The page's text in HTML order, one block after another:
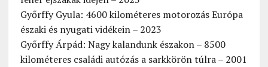
Győrffy Gyula: 4600 kilométeres motorozás Európa
északi és nyugati vidékein – 2023
Győrffy Árpád: Nagy kalandunk északon – 8500
kilométeres családi autózás a sarkkörön túlra – 2001